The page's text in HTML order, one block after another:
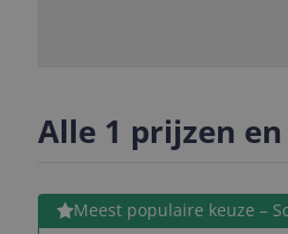
Alle 1 prijzen
Meest populaire keuze –
Bekijk product